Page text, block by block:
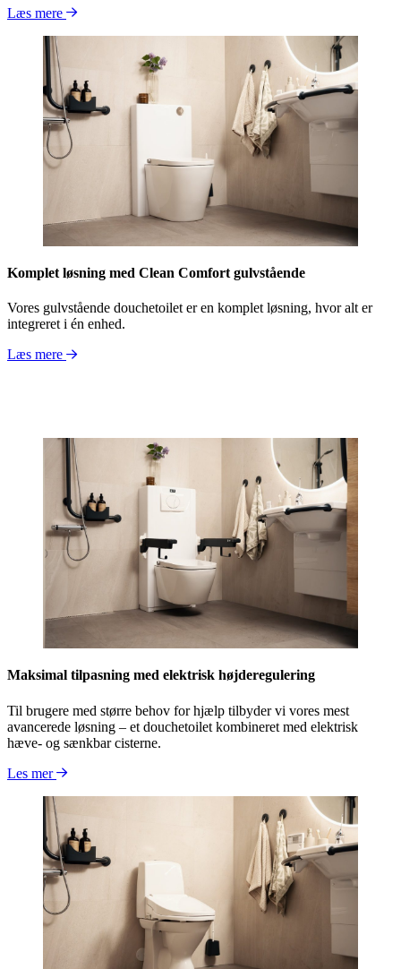
Læs mere
Komplet løsning med Clean Comfort gulvstående
Vores gulvstående douchetoilet er en komplet løsning, hvor alt er
integreret i én enhed.
Læs mere
Maksimal tilpasning med elektrisk højderegulering
Til brugere med større behov for hjælp tilbyder vi vores mest
avancerede løsning – et douchetoilet kombineret med elektrisk
hæve- og sænkbar cisterne.
Les mer